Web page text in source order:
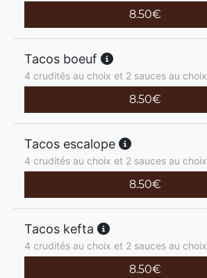
8.50€
Tacos boeuf
4 crudités au choix et 2 sauces au choix
8.50€
Tacos escalope
4 crudités au choix et 2 sauces au choix
8.50€
Tacos kefta
4 crudités au choix et 2 sauces au choix
8.50€